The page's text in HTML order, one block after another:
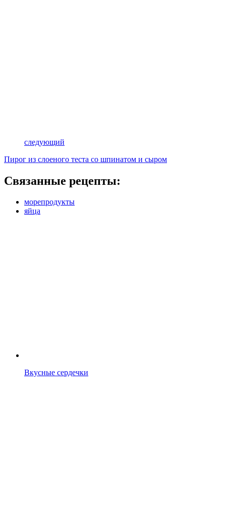
следующий
Пирог из слоеного теста со шпинатом и сыром
Связанные рецепты:
морепродукты
яйца
Вкусные сердечки